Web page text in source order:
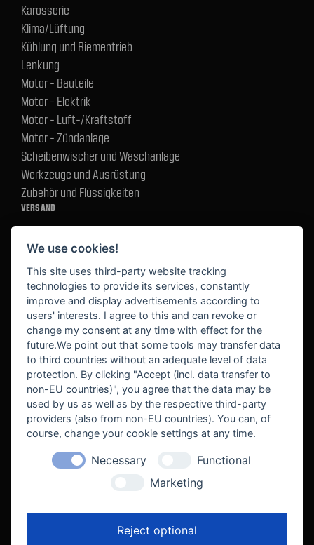
Karosserie
Klima/Lüftung
Kühlung und Riementrieb
Lenkung
Motor - Bauteile
Motor - Elektrik
Motor - Luft-/Kraftstoff
Motor - Zündanlage
Scheibenwischer und Waschanlage
Werkzeuge und Ausrüstung
Zubehör und Flüssigkeiten
VERSAND
BEKANNT AUS
We use cookies!
This site uses third-party website tracking
technologies to provide its services, constantly
improve and display advertisements according to
users' interests. I agree to this and can revoke or
change my consent at any time with effect for the
future.We point out that some tools may transfer data
to third countries without an adequate level of data
protection. By clicking "Accept (incl. data transfer to
non-EU countries)", you agree that the data may be
used by us as well as by the respective third-party
providers (also from non-EU countries). You can, of
course, change your cookie settings at any time.
Necessary
Functional
Marketing
Reject optional